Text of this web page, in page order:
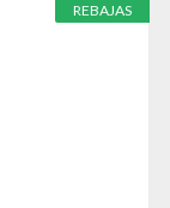
REBAJAS